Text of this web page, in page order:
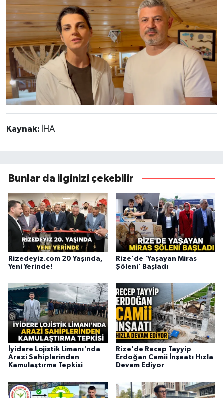
Kaynak: İHA
Bunlar da ilginizi çekebilir
Rizedeyiz.com 20 Yaşında,
Yeni Yerinde!
Rize'de 'Yaşayan Miras
Şöleni' Başladı
İyidere Lojistik Limanı'nda
Arazi Sahiplerinden
Kamulaştırma Tepkisi
Rize'de Recep Tayyip
Erdoğan Camii İnşaatı Hızla
Devam Ediyor